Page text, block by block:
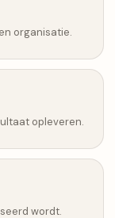
organisatie.
opleveren.
wordt.